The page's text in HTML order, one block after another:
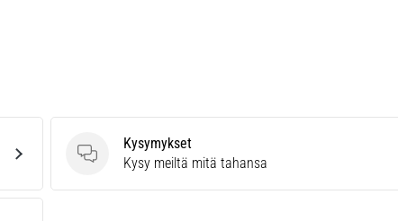
Kysymykset
Kysymykset
Kysy meiltä mitä tahansa